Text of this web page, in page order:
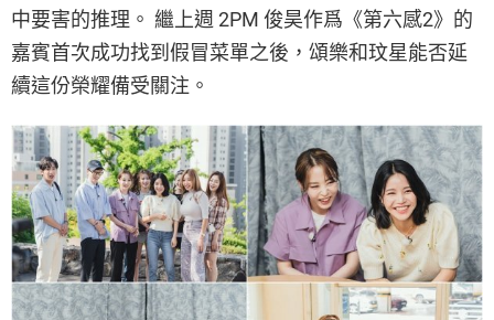
中要害的推理。 繼上週 2PM 俊昊作爲《第六感2》的
嘉賓首次成功找到假冒菜單之後，頌樂和玟星能否延
續這份榮耀備受關注。